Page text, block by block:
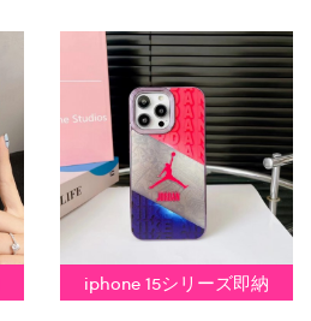
iphone 15シリーズ即納